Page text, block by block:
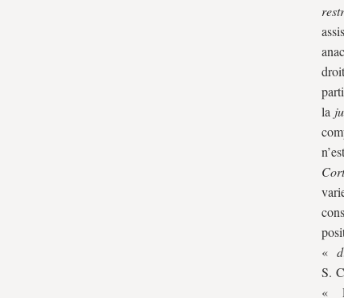
la
«
S.
«